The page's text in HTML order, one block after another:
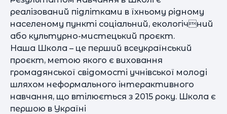
реалізований підлітками в їхньому рідному
населеному пункті соціальний, екологічний
або культурно-мистецький проєкт.
Наша Школа – це перший всеукраїнський
проєкт, метою якого є виховання
громадянської свідомості учнівської молоді
шляхом неформального інтерактивного
навчання, що втілюється з 2015 року. Школа є
першою в Україні